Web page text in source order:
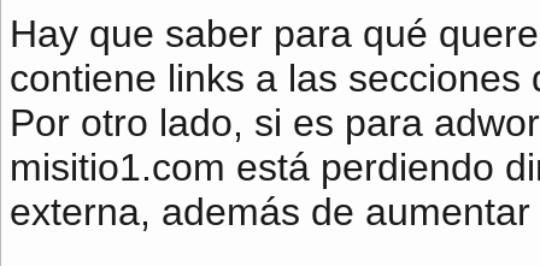
Hay que saber para qué
contiene links a las
Por otro lado, si es para
misitio1.com está perdiendo
externa, además de